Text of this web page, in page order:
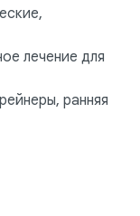
лечение для
ранняя